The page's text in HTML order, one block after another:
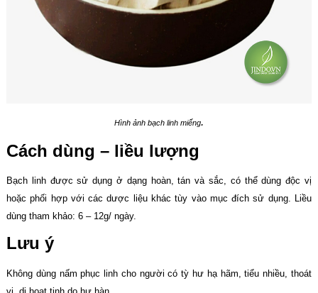
Hình ảnh bạch linh miếng.
Cách dùng – liều lượng
Bạch linh được sử dụng ở dạng hoàn, tán và sắc, có thể dùng độc vị
hoặc phối hợp với các dược liệu khác tùy vào mục đích sử dụng. Liều
dùng tham khảo: 6 – 12g/ ngày.
Lưu ý
Không dùng nấm phục linh cho người có tỳ hư hạ hãm, tiểu nhiều, thoát